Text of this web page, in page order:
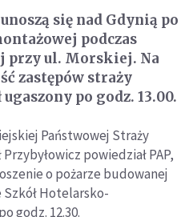
się nad Gdynią po
podczas
przy ul. Morskiej. Na
zastępów straży
po godz. 13.00.
Państwowej Straży
powiedział PAP,
o pożarze budowanej
Hotelarsko-
godz. 12.30.